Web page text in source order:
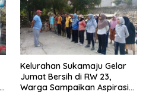
Kelurahan Sukamaju Gelar
Jumat Bersih di RW 23,
Warga Sampaikan Aspirasi